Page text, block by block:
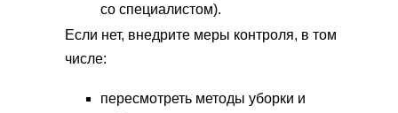
со специалистом).
Если нет, внедрите меры контроля, в том
числе:
пересмотреть методы уборки и